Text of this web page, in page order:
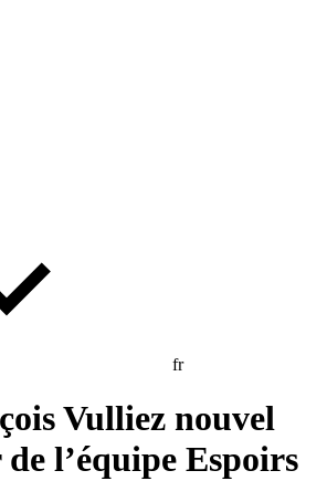
fr
Vulliez nouvel
l’équipe Espoirs